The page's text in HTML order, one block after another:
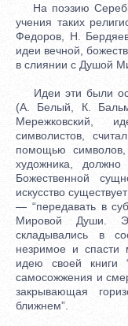
На поэзию
учения таких
Федоров, Н.
идеи вечной,
в слиянии с Душой
Идеи эти были
(А. Белый, К.
Мережковский,
символистов,
помощью
художника,
Божественной
искусство
— “передавать в
Мировой Души.
складывались в
незримое и спасти
идею своей книги
самосожжения и
закрывающая
ближнем”.